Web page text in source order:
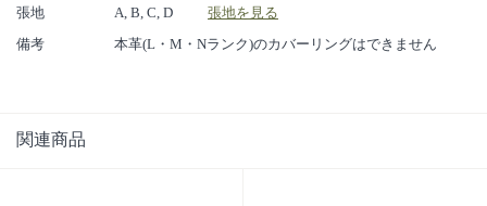
張地
A, B, C, D
張地を見る
備考
本革(L・M・Nランク)のカバーリングはできません
関連商品